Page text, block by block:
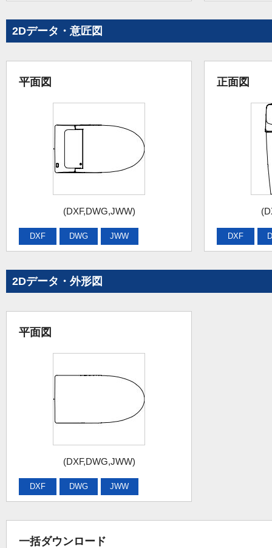
2Dデータ・意匠図
平面図
(DXF,DWG,JWW)
DXF DWG JWW
正面図
DXF
2Dデータ・外形図
平面図
(DXF,DWG,JWW)
DXF DWG JWW
一括ダウンロード